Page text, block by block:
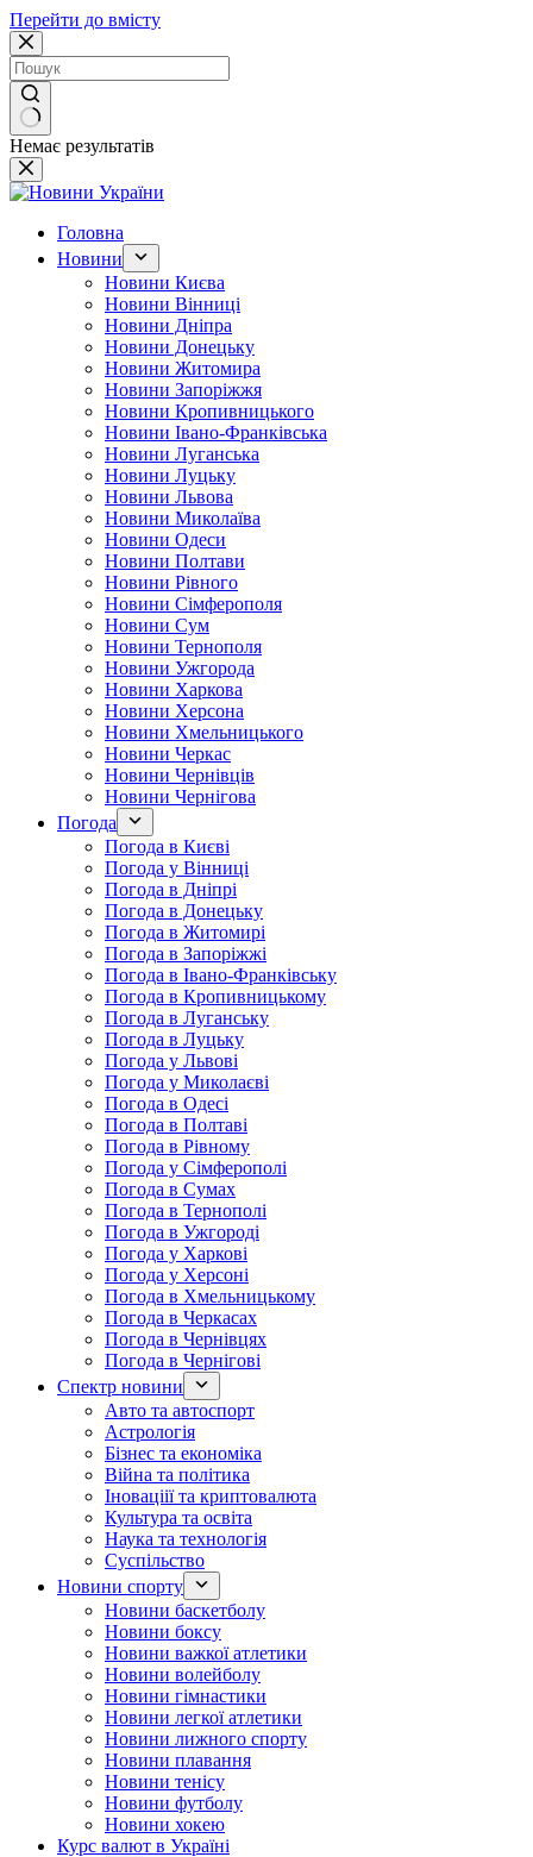
Перейти до вмісту
Немає результатів
Головна
Новини
Новини Києва
Новини Вінниці
Новини Дніпра
Новини Донецьку
Новини Житомира
Новини Запоріжжя
Новини Кропивницького
Новини Івано-Франківська
Новини Луганська
Новини Луцьку
Новини Львова
Новини Миколаїва
Новини Одеси
Новини Полтави
Новини Рівного
Новини Сімферополя
Новини Сум
Новини Тернополя
Новини Ужгорода
Новини Харкова
Новини Херсона
Новини Хмельницького
Новини Черкас
Новини Чернівців
Новини Чернігова
Погода
Погода в Києві
Погода у Вінниці
Погода в Дніпрі
Погода в Донецьку
Погода в Житомирі
Погода в Запоріжжі
Погода в Івано-Франківську
Погода в Кропивницькому
Погода в Луганську
Погода в Луцьку
Погода у Львові
Погода у Миколаєві
Погода в Одесі
Погода в Полтаві
Погода в Рівному
Погода у Сімферополі
Погода в Сумах
Погода в Тернополі
Погода в Ужгороді
Погода у Харкові
Погода у Херсоні
Погода в Хмельницькому
Погода в Черкасах
Погода в Чернівцях
Погода в Чернігові
Спектр новини
Авто та автоспорт
Астрологія
Бізнес та економіка
Війна та політика
Іноваціії та криптовалюта
Культура та освіта
Наука та технологія
Суспільство
Новини спорту
Новини баскетболу
Новини боксу
Новини важкої атлетики
Новини волейболу
Новини гімнастики
Новини легкої атлетики
Новини лижного спорту
Новини плавання
Новини тенісу
Новини футболу
Новини хокею
Курс валют в Україні